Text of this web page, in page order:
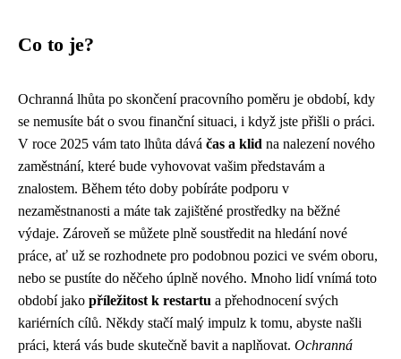
Co to je?
Ochranná lhůta po skončení pracovního poměru je období, kdy
se nemusíte bát o svou finanční situaci, i když jste přišli o práci.
V roce 2025 vám tato lhůta dává čas a klid na nalezení nového
zaměstnání, které bude vyhovovat vašim představám a
znalostem. Během této doby pobíráte podporu v
nezaměstnanosti a máte tak zajištěné prostředky na běžné
výdaje. Zároveň se můžete plně soustředit na hledání nové
práce, ať už se rozhodnete pro podobnou pozici ve svém oboru,
nebo se pustíte do něčeho úplně nového. Mnoho lidí vnímá toto
období jako příležitost k restartu a přehodnocení svých
kariérních cílů. Někdy stačí malý impulz k tomu, abyste našli
práci, která vás bude skutečně bavit a naplňovat. Ochranná